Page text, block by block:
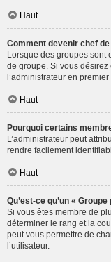
Haut
Comment devenir chef
Lorsque des groupes sont
de groupe. Si vous désirez
l’administrateur en
Haut
Pourquoi certains
L’administrateur peut
rendre facilement
Haut
Qu’est-ce qu’un «
Si vous êtes membre de
déterminer le rang et la
peut vous permettre de
l’utilisateur.